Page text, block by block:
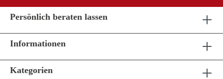
Persönlich beraten lassen
Informationen
Kategorien